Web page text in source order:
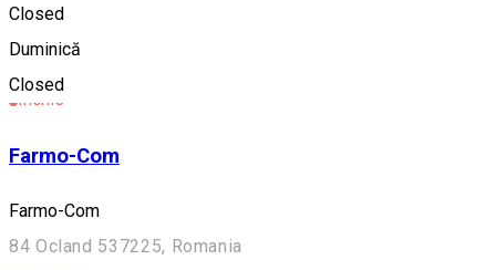
Closed
Duminică
Closed
Alte sugestii
Farmacie
Închis
Farmo-Com
Farmo-Com
84 Ocland 537225, Romania